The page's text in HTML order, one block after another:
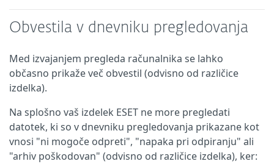
Obvestila v dnevniku pregledovanja
Med izvajanjem pregleda računalnika se lahko
občasno prikaže več obvestil (odvisno od različice
izdelka).
Na splošno vaš izdelek ESET ne more pregledati
datotek, ki so v dnevniku pregledovanja prikazane kot
vnosi "ni mogoče odpreti", "napaka pri odpiranju" ali
"arhiv poškodovan" (odvisno od različice izdelka), ker: